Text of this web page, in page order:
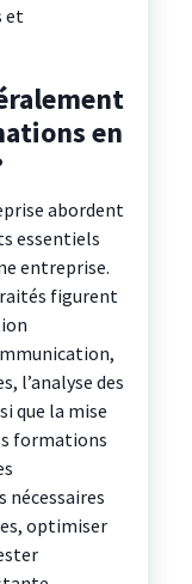
et
en
abordent
essentiels
entreprise.
figurent
l’analyse des
que la mise
formations
nécessaires
optimiser